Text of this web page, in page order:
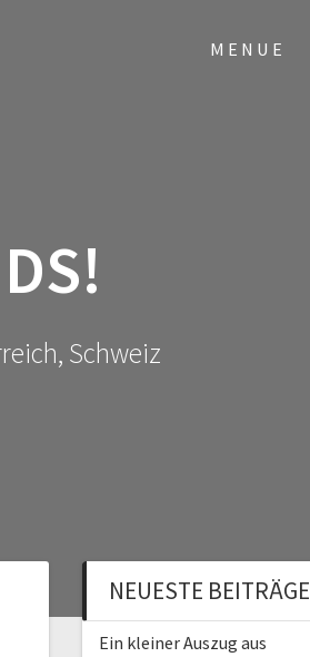
MENUE
Schweiz
NEUESTE BEITRÄGE
Ein kleiner Auszug aus